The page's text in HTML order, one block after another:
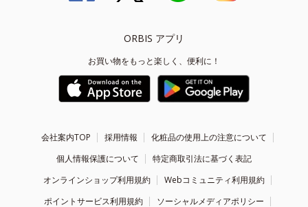
ORBIS アプリ
お買い物をもっと楽しく、便利に！
会社案内TOP 採用情報
化粧品の使用上の注意について
個人情報保護について
特定商取引法に基づく表記
オンラインショップ利用規約
Webコミュニティ利用規約
ポイントサービス利用規約
ソーシャルメディアポリシー